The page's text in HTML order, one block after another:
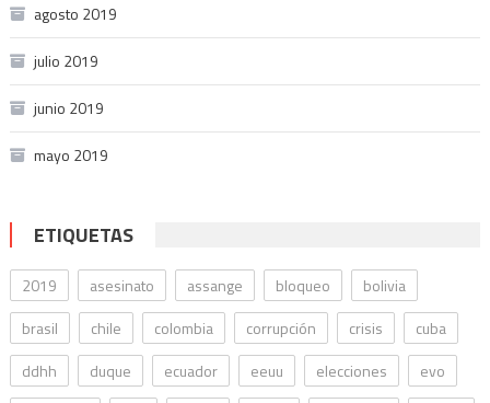
agosto 2019
julio 2019
junio 2019
mayo 2019
ETIQUETAS
2019 asesinato assange bloqueo
bolivia
brasil
chile colombia corrupción crisis
cuba
ddhh
duque ecuador eeuu elecciones
evo